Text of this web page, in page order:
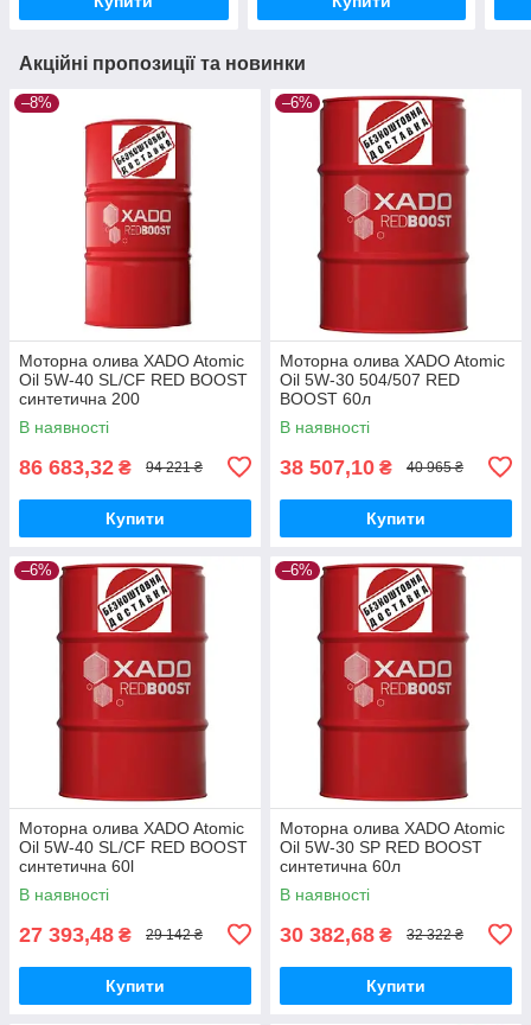
Акційні пропозиції та новинки
–8%
Моторна олива XADO Atomic
Oil 5W-40 SL/CF RED BOOST
синтетична 200
В наявності
86 683,32 ₴ 94 221 ₴
Купити
–6%
Моторна олива XADO Atomic
Oil 5W-30 504/507 RED
BOOST 60л
В наявності
38 507,10 ₴ 40 965 ₴
Купити
–6%
Моторна олива XADO Atomic
Oil 5W-40 SL/CF RED BOOST
синтетична 60l
В наявності
27 393,48 ₴ 29 142 ₴
Купити
–6%
Моторна олива XADO Atomic
Oil 5W-30 SP RED BOOST
синтетична 60л
В наявності
30 382,68 ₴ 32 322 ₴
Купити